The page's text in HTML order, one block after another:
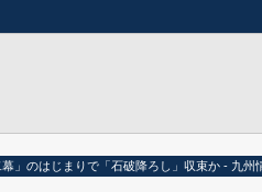
」のはじまりで「石破降ろし」収束か - 九